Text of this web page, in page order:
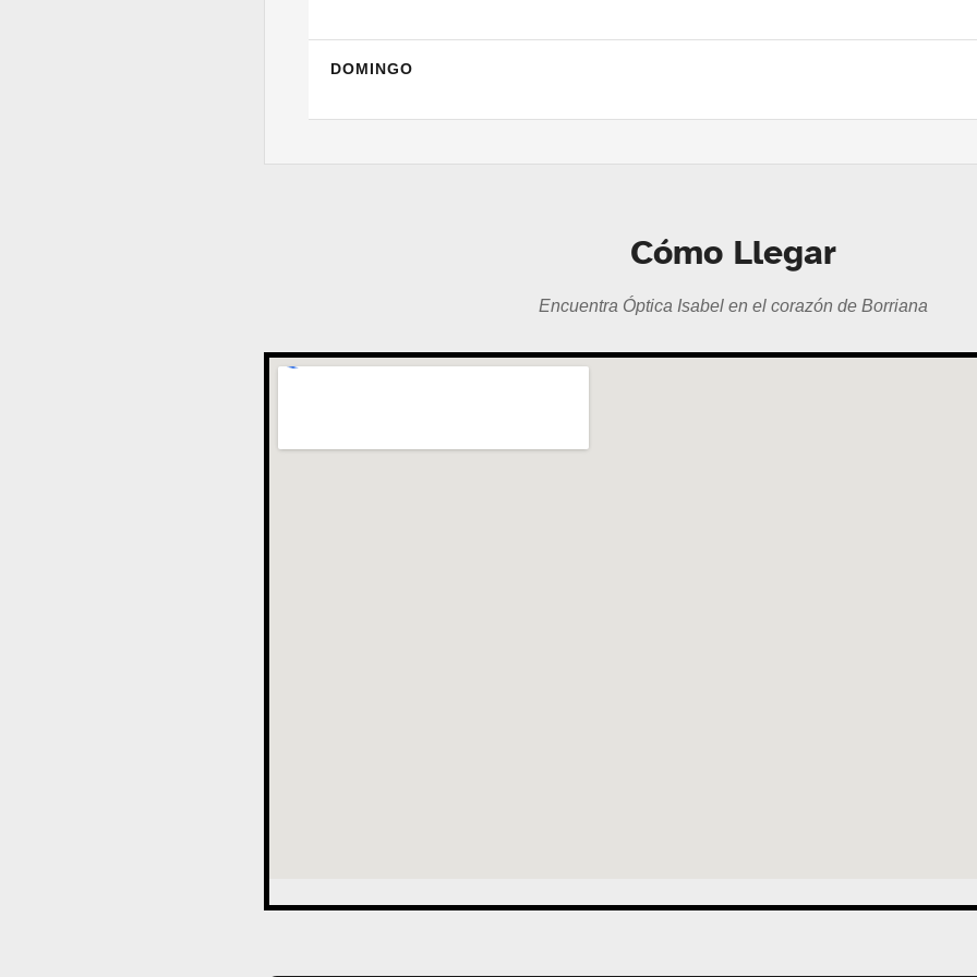
DOMINGO
Cómo Llegar
Encuentra Óptica Isabel en el corazón de Borriana